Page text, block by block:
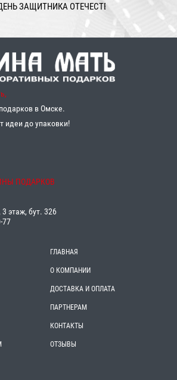
ЗАЩИТНИКА ОТЕЧЕСТВА
в Омске.
идеи до упаковки!
ПОДАРКОВ
этаж, бут. 326
77
ГЛАВНАЯ
О КОМПАНИИ
ДОСТАВКА И ОПЛАТА
ПАРТНЕРАМ
КОНТАКТЫ
ОТЗЫВЫ